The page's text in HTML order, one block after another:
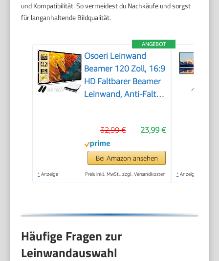
und Kompatibilität. So vermeidest du Nachkäufe und sorgst
für langanhaltende Bildqualität.
ANGEBOT
Osoeri Leinwand
Beamer 120 Zoll, 16:9
HD Faltbarer Beamer
Leinwand, Anti-Falten
265x149cm,
Tragbarer Projektor
Leinwände für
Zuhause, Schule,
23,99 €
32,99 €
Bei Amazon ansehen
* Anzeige Preis inkl. MwSt., zzgl. Versandkosten * Anzeige
Häufige Fragen zur
Leinwandauswahl